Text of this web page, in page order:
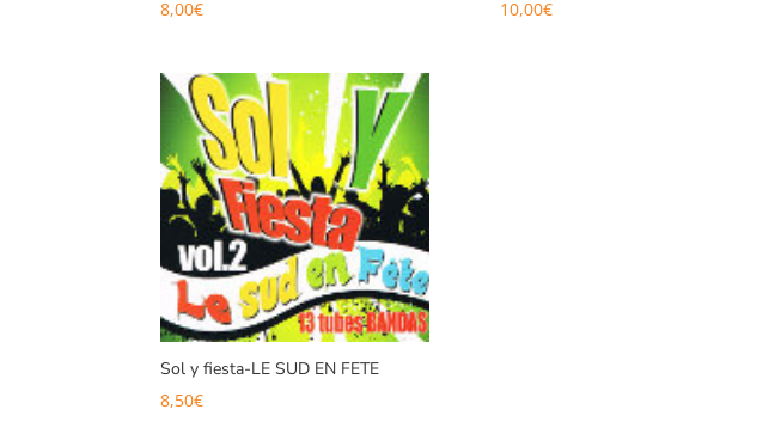
8,00€
10,00€
Sol y fiesta-LE SUD EN FETE
8,50€